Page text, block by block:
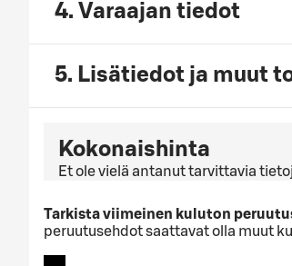
4. Varaajan tiedot
5. Lisätiedot ja muut
Kokonaishinta
Et ole vielä antanut tarvittavia
Tarkista viimeinen kuluton
peruutusehdot saattavat olla muut